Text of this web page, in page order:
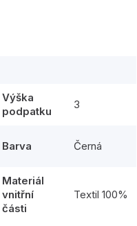
Výška
podpatku
3
Barva Černá
Materiál
vnitřní
části
Textil 100%